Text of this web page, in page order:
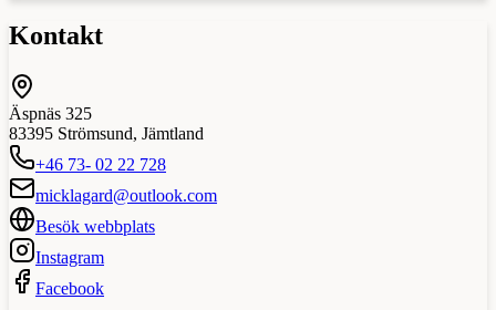
Kontakt
Äspnäs 325
83395 Strömsund, Jämtland
+46 73- 02 22 728
micklagard@outlook.com
Besök webbplats
Instagram
Facebook